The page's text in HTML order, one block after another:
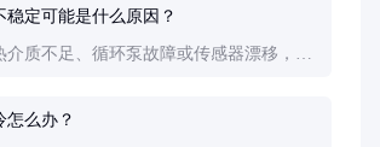
稳定可能是什么原因？
介质不足、循环泵故障或传感器漂移，需
怎么办？